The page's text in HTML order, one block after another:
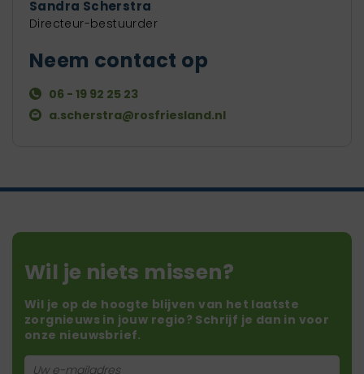
Sandra Scherstra
Directeur-bestuurder
Neem contact op
06 - 19 92 25 23
a.scherstra@rosfriesland.nl
Wil je niets missen?
Wil je op de hoogte blijven van het laatste
zorgnieuws in jouw regio? Schrijf je dan in voor
onze nieuwsbrief.